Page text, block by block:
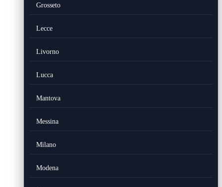
Grosseto
Lecce
Livorno
Lucca
Mantova
Messina
Milano
Modena